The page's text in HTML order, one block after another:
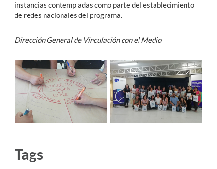
instancias contempladas como parte del establecimiento
de redes nacionales del programa.
Dirección General de Vinculación con el Medio
Tags